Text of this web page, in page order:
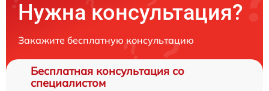
Нужна консультация?
Закажите бесплатную консультацию
Бесплатная консультация со
специалистом